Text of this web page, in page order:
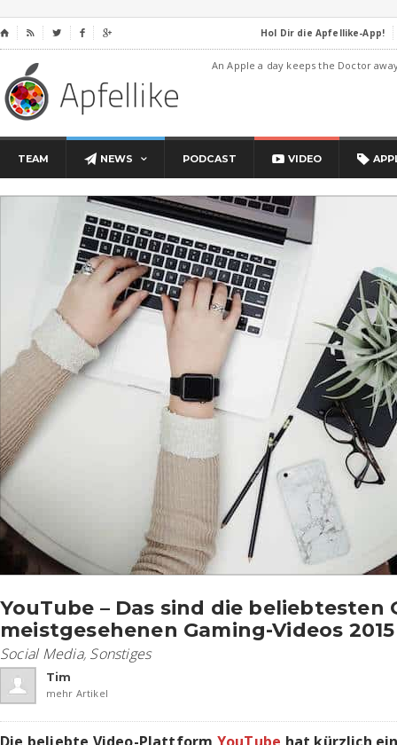
⌂     Hol Dir die Apfellike-App!
An Apple a day keeps the Doctor
TEAM NEWS PODCAST VIDEO
YouTube – Das sind die beliebtesten
meistgesehenen Gaming-Videos 2015
Social Media, Sonstiges
Tim
mehr Artikel